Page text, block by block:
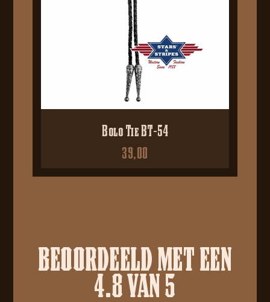
Bolo Tie BT-54
39,00
BEOORDEELD MET EEN
4.8 VAN 5